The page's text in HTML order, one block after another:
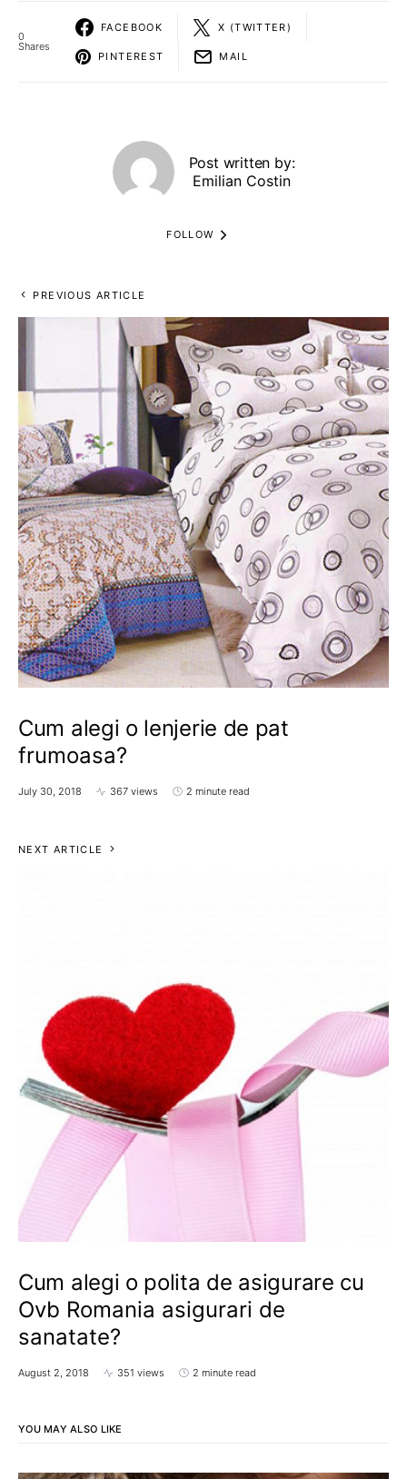
0
Shares
FACEBOOK X (TWITTER)
PINTEREST MAIL
Post written by:
Emilian Costin
FOLLOW
PREVIOUS ARTICLE
Cum alegi o lenjerie de pat
frumoasa?
July 30, 2018 367 views 2 minute read
NEXT ARTICLE
Cum alegi o polita de asigurare cu
Ovb Romania asigurari de
sanatate?
August 2, 2018 351 views 2 minute read
YOU MAY ALSO LIKE